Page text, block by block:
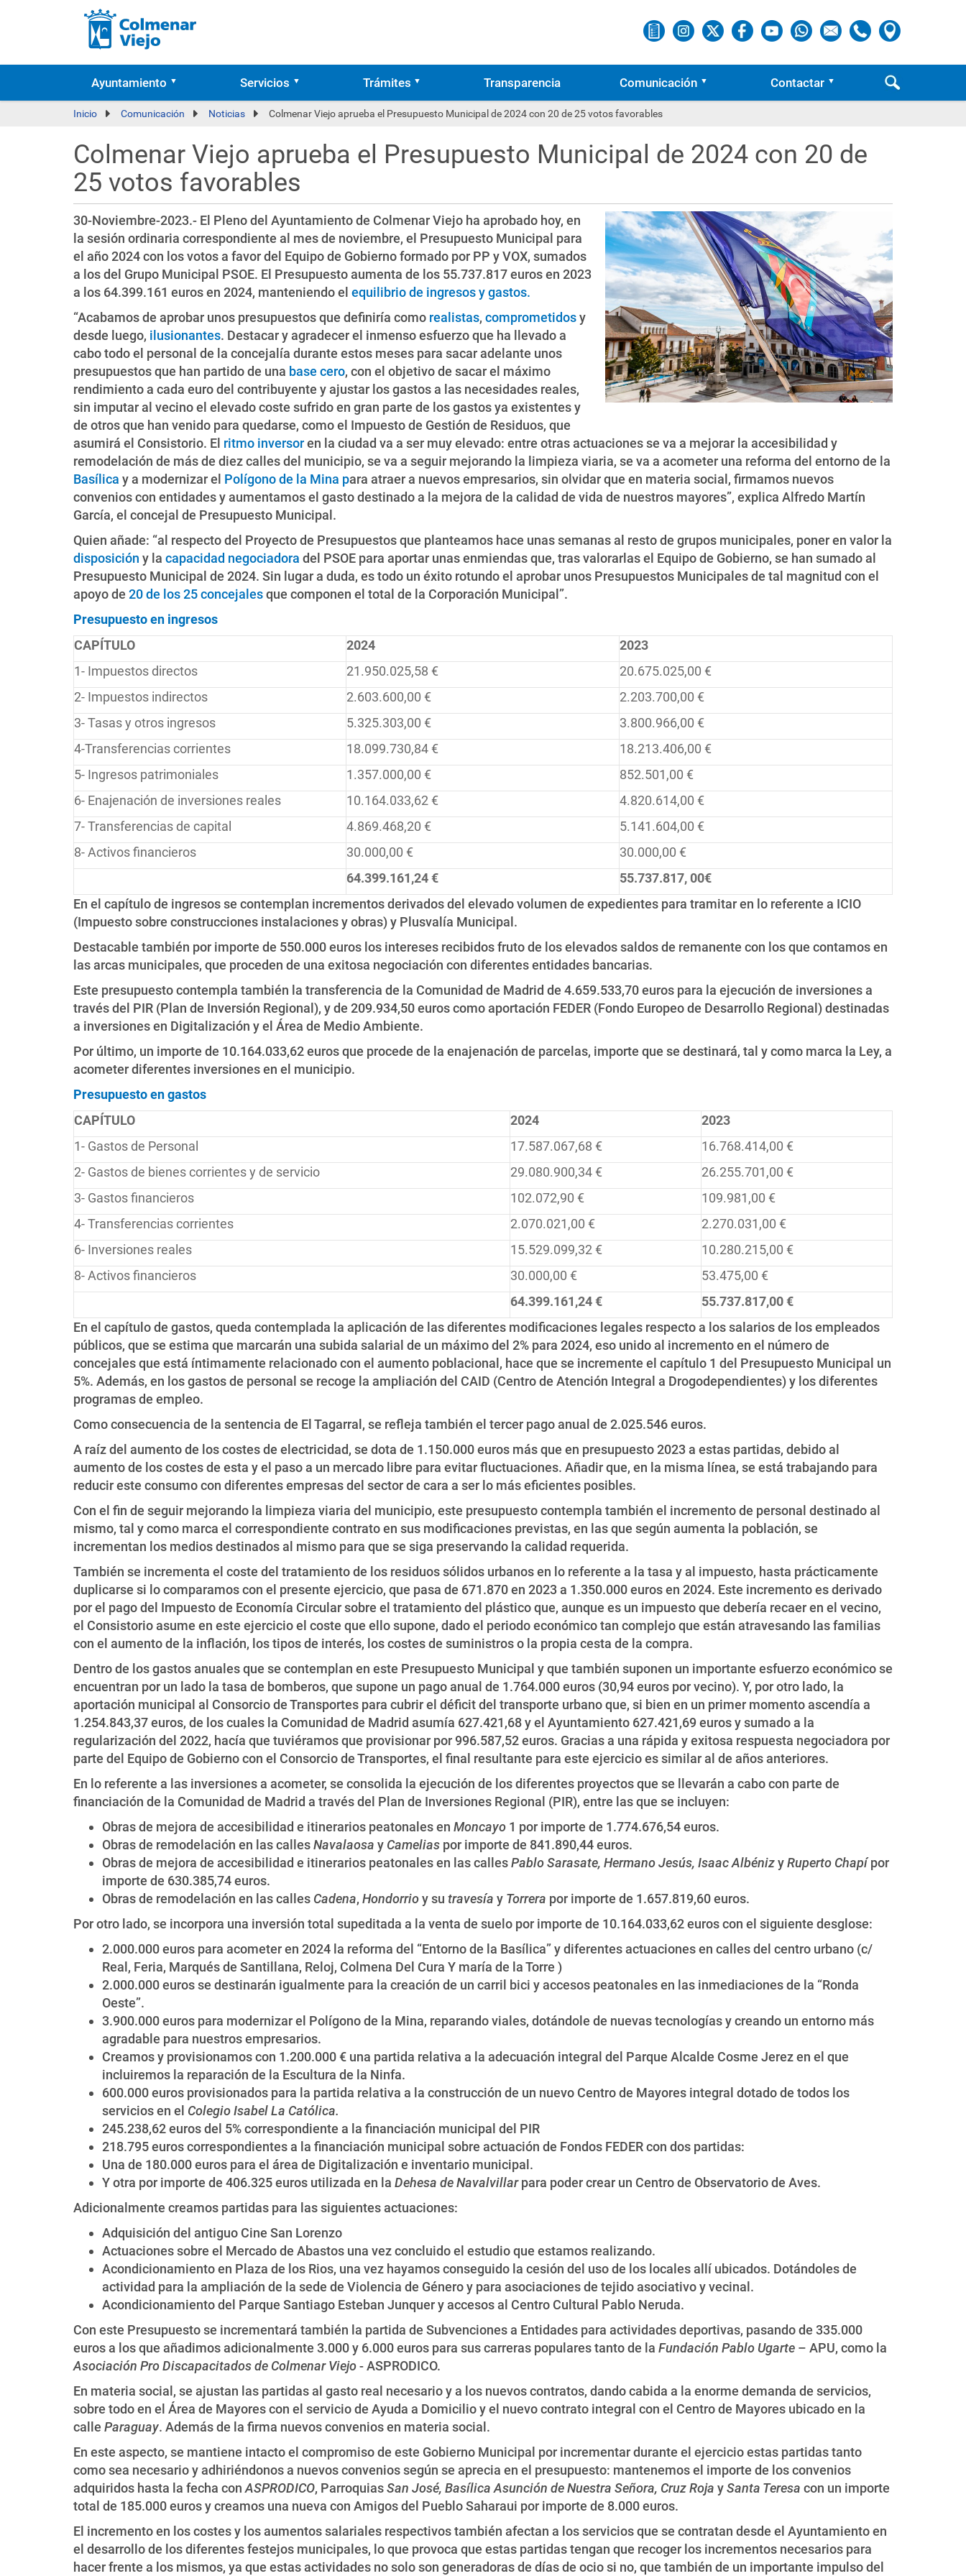
Ayuntamiento Servicios Trámites Transparencia Comunicación Contactar
Inicio Comunicación Noticias Colmenar Viejo aprueba el Presupuesto Municipal de 2024 con 20 de 25 votos favorables
Colmenar Viejo aprueba el Presupuesto Municipal de 2024 con 20 de
25 votos favorables
30-Noviembre-2023.- El Pleno del Ayuntamiento de Colmenar Viejo ha aprobado hoy, en
la sesión ordinaria correspondiente al mes de noviembre, el Presupuesto Municipal para
el año 2024 con los votos a favor del Equipo de Gobierno formado por PP y VOX, sumados
a los del Grupo Municipal PSOE. El Presupuesto aumenta de los 55.737.817 euros en 2023
a los 64.399.161 euros en 2024, manteniendo el equilibrio de ingresos y gastos.
“Acabamos de aprobar unos presupuestos que definiría como realistas, comprometidosy
desde luego, ilusionantes. Destacar y agradecer el inmenso esfuerzo que ha llevado a
cabo todo el personal de la concejalía durante estos meses para sacar adelante unos
presupuestos que han partido de una base cero, con el objetivo de sacar el máximo
rendimiento a cada euro del contribuyente y ajustar los gastos a las necesidades reales,
sin imputar al vecino el elevado coste sufrido en gran parte de los gastos ya existentes y
de otros que han venido para quedarse, como el Impuesto de Gestión de Residuos, que
asumirá el Consistorio. El ritmo inversoren la ciudad va a ser muy elevado: entre otras actuaciones se va a mejorar la accesibilidad y
remodelación de más de diez calles del municipio, se va a seguir mejorando la limpieza viaria, se va a acometer una reforma del entorno de la
Basílica y a modernizar el Polígono de la Mina para atraer a nuevos empresarios, sin olvidar que en materia social, firmamos nuevos
convenios con entidades y aumentamos el gasto destinado a la mejora de la calidad de vida de nuestros mayores”, explica Alfredo Martín
García, el concejal de Presupuesto Municipal.
Quien añade: “al respecto del Proyecto de Presupuestos que planteamos hace unas semanas al resto de grupos municipales, poner en valor la
disposición y la capacidad negociadora del PSOE para aportar unas enmiendas que, tras valorarlas el Equipo de Gobierno, se han sumado al
Presupuesto Municipal de 2024. Sin lugar a duda, es todo un éxito rotundo el aprobar unos Presupuestos Municipales de tal magnitud con el
apoyo de 20 de los 25 concejalesque componen el total de la Corporación Municipal”.
Presupuesto en ingresos
CAPÍTULO
2024
2023
1- Impuestos directos
21.950.025,58 €
20.675.025,00 €
2- Impuestos indirectos
2.603.600,00 €
2.203.700,00 €
3- Tasas y otros ingresos
5.325.303,00 €
3.800.966,00 €
4-Transferencias corrientes
18.099.730,84 €
18.213.406,00 €
5- Ingresos patrimoniales
1.357.000,00 €
852.501,00 €
6- Enajenación de inversiones reales
10.164.033,62 €
4.820.614,00 €
7- Transferencias de capital
4.869.468,20 €
5.141.604,00 €
8- Activos financieros
30.000,00 €
30.000,00 €
64.399.161,24 €
55.737.817, 00€
En el capítulo de ingresos se contemplan incrementos derivados del elevado volumen de expedientes para tramitar en lo referente a ICIO
(Impuesto sobre construcciones instalaciones y obras) y Plusvalía Municipal.
Destacable también por importe de 550.000 euros los intereses recibidos fruto de los elevados saldos de remanente con los que contamos en
las arcas municipales, que proceden de una exitosa negociación con diferentes entidades bancarias.
Este presupuesto contempla también la transferencia de la Comunidad de Madrid de 4.659.533,70 euros para la ejecución de inversiones a
través del PIR (Plan de Inversión Regional), y de 209.934,50 euros como aportación FEDER (Fondo Europeo de Desarrollo Regional) destinadas
a inversiones en Digitalización y el Área de Medio Ambiente.
Por último, un importe de 10.164.033,62 euros que procede de la enajenación de parcelas, importe que se destinará, tal y como marca la Ley, a
acometer diferentes inversiones en el municipio.
Presupuesto en gastos
CAPÍTULO
2024
2023
1- Gastos de Personal
17.587.067,68 €
16.768.414,00 €
2- Gastos de bienes corrientes y de servicio
29.080.900,34 €
26.255.701,00 €
3- Gastos financieros
102.072,90 €
109.981,00 €
4- Transferencias corrientes
2.070.021,00 €
2.270.031,00 €
6- Inversiones reales
15.529.099,32 €
10.280.215,00 €
8- Activos financieros
30.000,00 €
53.475,00 €
64.399.161,24 €
55.737.817,00 €
En el capítulo de gastos, queda contemplada la aplicación de las diferentes modificaciones legales respecto a los salarios de los empleados
públicos, que se estima que marcarán una subida salarial de un máximo del 2% para 2024, eso unido al incremento en el número de
concejales que está íntimamente relacionado con el aumento poblacional, hace que se incremente el capítulo 1 del Presupuesto Municipal un
5%. Además, en los gastos de personal se recoge la ampliación del CAID (Centro de Atención Integral a Drogodependientes) y los diferentes
programas de empleo.
Como consecuencia de la sentencia de El Tagarral, se refleja también el tercer pago anual de 2.025.546 euros.
A raíz del aumento de los costes de electricidad, se dota de 1.150.000 euros más que en presupuesto 2023 a estas partidas, debido al
aumento de los costes de esta y el paso a un mercado libre para evitar fluctuaciones. Añadir que, en la misma línea, se está trabajando para
reducir este consumo con diferentes empresas del sector de cara a ser lo más eficientes posibles.
Con el fin de seguir mejorando la limpieza viaria del municipio, este presupuesto contempla también el incremento de personal destinado al
mismo, tal y como marca el correspondiente contrato en sus modificaciones previstas, en las que según aumenta la población, se
incrementan los medios destinados al mismo para que se siga preservando la calidad requerida.
También se incrementa el coste del tratamiento de los residuos sólidos urbanos en lo referente a la tasa y al impuesto, hasta prácticamente
duplicarse si lo comparamos con el presente ejercicio, que pasa de 671.870 en 2023 a 1.350.000 euros en 2024. Este incremento es derivado
por el pago del Impuesto de Economía Circular sobre el tratamiento del plástico que, aunque es un impuesto que debería recaer en el vecino,
el Consistorio asume en este ejercicio el coste que ello supone, dado el periodo económico tan complejo que están atravesando las familias
con el aumento de la inflación, los tipos de interés, los costes de suministros o la propia cesta de la compra.
Dentro de los gastos anuales que se contemplan en este Presupuesto Municipal y que también suponen un importante esfuerzo económico se
encuentran por un lado la tasa de bomberos, que supone un pago anual de 1.764.000 euros (30,94 euros por vecino). Y, por otro lado, la
aportación municipal al Consorcio de Transportes para cubrir el déficit del transporte urbano que, si bien en un primer momento ascendía a
1.254.843,37 euros, de los cuales la Comunidad de Madrid asumía 627.421,68 y el Ayuntamiento 627.421,69 euros y sumado a la
regularización del 2022, hacía que tuviéramos que provisionar por 996.587,52 euros. Gracias a una rápida y exitosa respuesta negociadora por
parte del Equipo de Gobierno con el Consorcio de Transportes, el final resultante para este ejercicio es similar al de años anteriores.
En lo referente a las inversiones a acometer, se consolida la ejecución de los diferentes proyectos que se llevarán a cabo con parte de
financiación de la Comunidad de Madrid a través del Plan de Inversiones Regional (PIR), entre las que se incluyen:
Obras de mejora de accesibilidad e itinerarios peatonales en Moncayo 1 por importe de 1.774.676,54 euros.
Obras de remodelación en las callesNavalaosa y Camelias por importe de 841.890,44 euros.
Obras de mejora de accesibilidad e itinerarios peatonales en las callesPablo Sarasate, Hermano Jesús, Isaac AlbénizyRuperto Chapípor
importe de 630.385,74 euros.
Obras de remodelación en las calles Cadena, Hondorrioy su travesía y Torrera por importe de 1.657.819,60 euros.
Por otro lado, se incorpora una inversión total supeditada a la venta de suelo por importe de 10.164.033,62 euros con el siguiente desglose:
2.000.000 euros para acometer en 2024 la reforma del “Entorno de la Basílica” y diferentes actuaciones en calles del centro urbano (c/
Real, Feria, Marqués de Santillana, Reloj, Colmena Del Cura Y maría de la Torre )
2.000.000 euros se destinarán igualmente para la creación de un carril bici y accesos peatonales en las inmediaciones de la “Ronda
Oeste”.
3.900.000 euros para modernizar el Polígono de la Mina, reparando viales, dotándole de nuevas tecnologías y creando un entorno más
agradable para nuestros empresarios.
Creamos y provisionamos con 1.200.000 € una partida relativa a la adecuación integral del Parque Alcalde Cosme Jerez en el que
incluiremos la reparación de la Escultura de la Ninfa.
600.000 euros provisionados para la partida relativa a la construcción de un nuevo Centro de Mayores integral dotado de todos los
servicios en el Colegio Isabel La Católica.
245.238,62 euros del 5% correspondiente a la financiación municipal del PIR
218.795 euros correspondientes a la financiación municipal sobre actuación de Fondos FEDER con dos partidas:
Una de 180.000 euros para el área de Digitalización e inventario municipal.
Y otra por importe de 406.325 euros utilizada en la Dehesa de Navalvillarpara poder crear un Centro de Observatorio de Aves.
Adicionalmente creamos partidas para las siguientes actuaciones:
Adquisición del antiguo Cine San Lorenzo
Actuaciones sobre el Mercado de Abastos una vez concluido el estudio que estamos realizando.
Acondicionamiento en Plaza de los Rios, una vez hayamos conseguido la cesión del uso de los locales allí ubicados. Dotándoles de
actividad para la ampliación de la sede de Violencia de Género y para asociaciones de tejido asociativo y vecinal.
Acondicionamiento del Parque Santiago Esteban Junquer y accesos al Centro Cultural Pablo Neruda.
Con este Presupuesto se incrementará también la partida de Subvenciones a Entidades para actividades deportivas, pasando de 335.000
euros a los que añadimos adicionalmente 3.000 y 6.000 euros para sus carreras populares tanto de la Fundación Pablo Ugarte – APU, como la
Asociación Pro Discapacitados de Colmenar Viejo- ASPRODICO.
En materia social, se ajustan las partidas al gasto real necesario y a los nuevos contratos, dando cabida a la enorme demanda de servicios,
sobre todo en el Área de Mayores con el servicio de Ayuda a Domicilio y el nuevo contrato integral con el Centro de Mayores ubicado en la
calle Paraguay. Además de la firma nuevos convenios en materia social.
En este aspecto, se mantiene intacto el compromiso de este Gobierno Municipal por incrementar durante el ejercicio estas partidas tanto
como sea necesario y adhiriéndonos a nuevos convenios según se aprecia en el presupuesto: mantenemos el importe de los convenios
adquiridos hasta la fecha con ASPRODICO, ParroquiasSan José, Basílica Asunción de Nuestra Señora, Cruz Roja ySanta Teresa con un importe
total de 185.000 euros y creamos una nueva con Amigos del Pueblo Saharaui por importe de 8.000 euros.
El incremento en los costes y los aumentos salariales respectivos también afectan a los servicios que se contratan desde el Ayuntamiento en
el desarrollo de los diferentes festejos municipales, lo que provoca que estas partidas tengan que recoger los incrementos necesarios para
hacer frente a los mismos, ya que estas actividades no solo son generadoras de días de ocio si no, que también de un importante impulso del